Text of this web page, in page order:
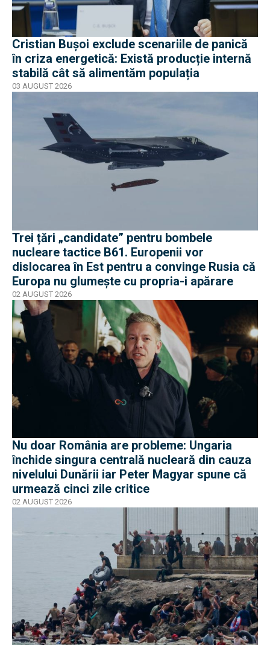
Cristian Bușoi exclude scenariile de panică
în criza energetică: Există producție internă
stabilă cât să alimentăm populația
03 AUGUST 2026
Trei țări „candidate” pentru bombele
nucleare tactice B61. Europenii vor
dislocarea în Est pentru a convinge Rusia că
Europa nu glumește cu propria-i apărare
02 AUGUST 2026
Nu doar România are probleme: Ungaria
închide singura centrală nucleară din cauza
nivelului Dunării iar Peter Magyar spune că
urmează cinci zile critice
02 AUGUST 2026